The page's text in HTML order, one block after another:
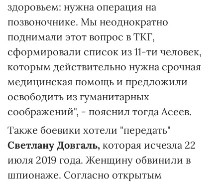
здоровьем: нужна операция на
позвоночнике. Мы неоднократно
поднимали этот вопрос в ТКГ,
сформировали список из 11-ти человек,
которым действительно нужна срочная
медицинская помощь и предложили
освободить из гуманитарных
соображений", - пояснил тогда Асеев.
Также боевики хотели "передать"
Светлану Довгаль, которая исчезла 22
июля 2019 года. Женщину обвинили в
шпионаже. Согласно открытым